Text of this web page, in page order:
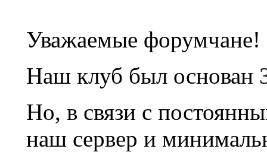
Уважаемые форумчане!
Наш клуб был основан
Но, в связи с
наш сервер и